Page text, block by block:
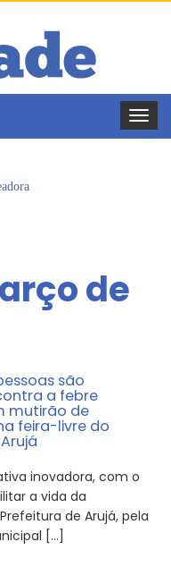
Toggle
de
Parque
anos
Legislativo
no
de
são
a febre
mutirão de
feira-livre do
inovadora, com o
a vida da
de Arujá, pela
[…]